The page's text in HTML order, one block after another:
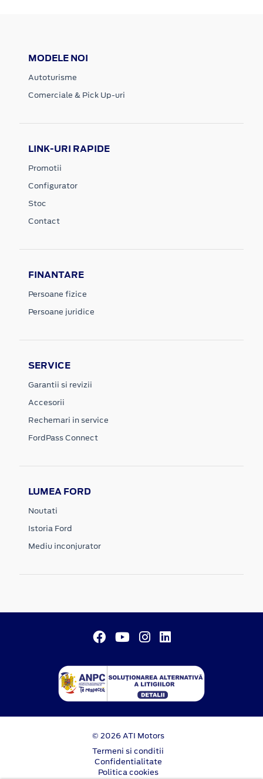
MODELE NOI
Autoturisme
Comerciale & Pick Up-uri
LINK-URI RAPIDE
Promotii
Configurator
Stoc
Contact
FINANTARE
Persoane fizice
Persoane juridice
SERVICE
Garantii si revizii
Accesorii
Rechemari in service
FordPass Connect
LUMEA FORD
Noutati
Istoria Ford
Mediu inconjurator
© 2026 ATI Motors
Termeni si conditii
Confidentialitate
Politica cookies